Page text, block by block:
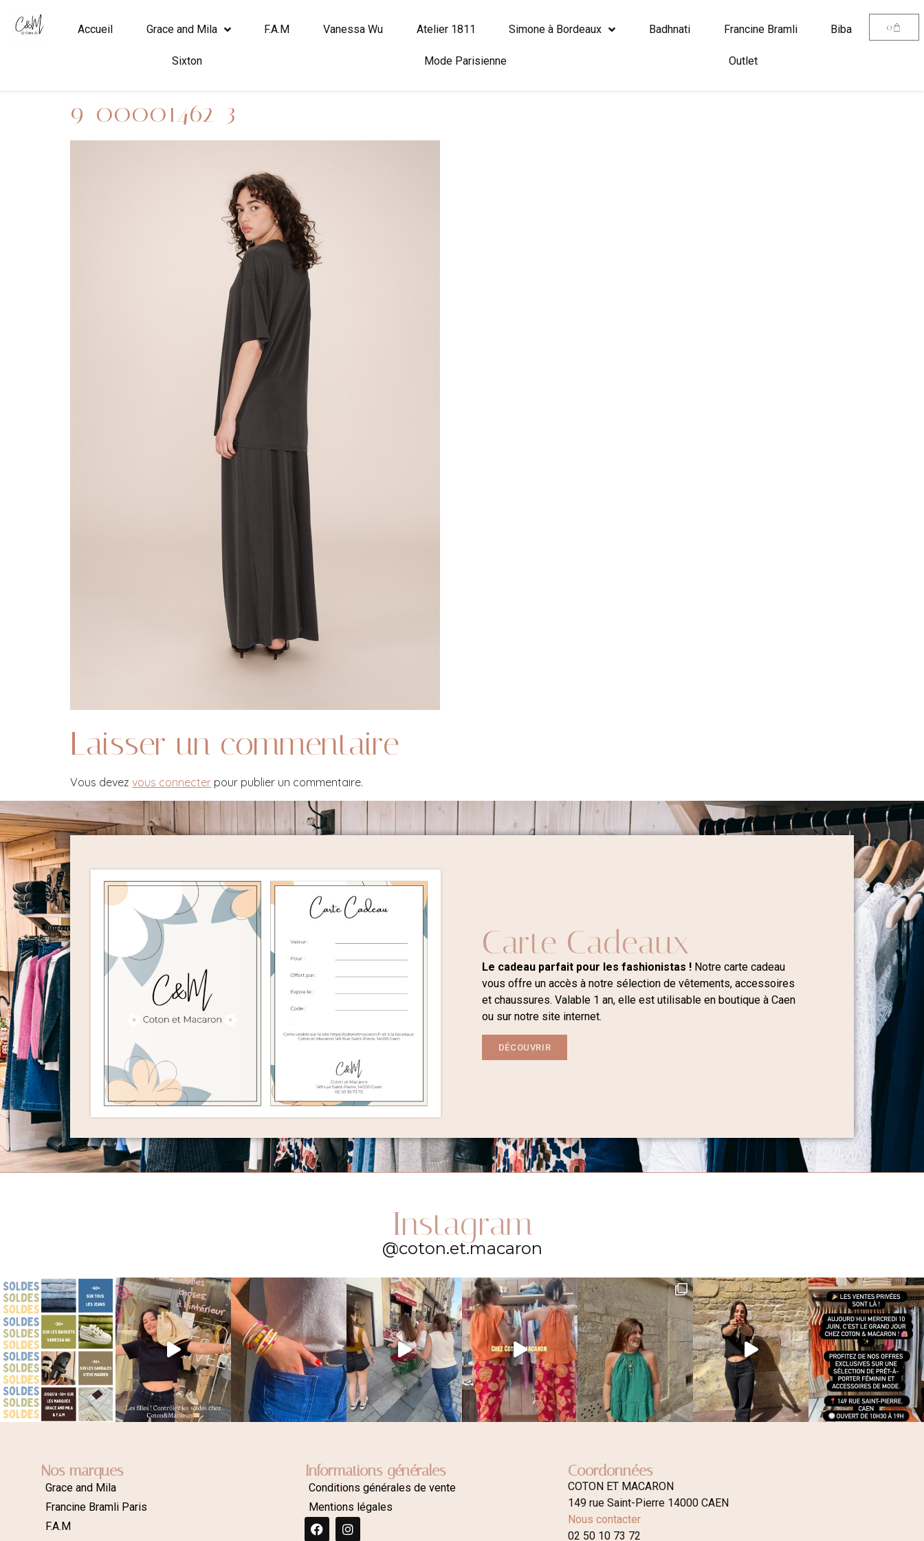
0
Accueil Grace and Mila F.A.M Vanessa Wu Atelier 1811 Simone à Bordeaux Badhnati Francine Bramli Biba
Sixton Mode Parisienne Outlet
9_00001462_3
Laisser un commentaire
Vous devez vous connecter pour publier un commentaire.
Carte Cadeaux
Le cadeau parfait pour les fashionistas !Notre carte cadeau
vous offre un accès à notre sélection de vêtements, accessoires
et chaussures. Valable 1 an, elle est utilisable en boutique à Caen
ou sur notre site internet.
DÉCOUVRIR
Instagram
@coton.et.macaron
Nos marques
Grace and Mila
Francine Bramli Paris
F.A.M
Informations générales
Conditions générales de vente
Mentions légales
Coordonnées
COTON ET MACARON
149 rue Saint-Pierre 14000 CAEN
Nous contacter
02 50 10 73 72